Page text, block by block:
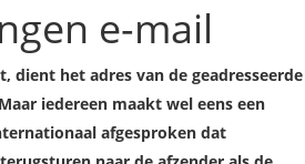
e-mail
dient het adres van de geadresseerde
iedereen maakt wel eens een
afgesproken dat